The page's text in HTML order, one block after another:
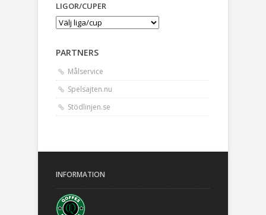
LIGOR/CUPER
PARTNERS
Målservice
Spelsajten.nu
Stödlinjen.se
INFORMATION